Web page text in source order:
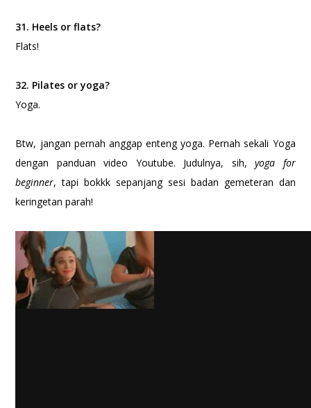
31. Heels or flats?
Flats!
32. Pilates or yoga?
Yoga.
Btw, jangan pernah anggap enteng yoga. Pernah sekali Yoga
dengan panduan video Youtube. Judulnya, sih,yoga for
beginner, tapi bokkk sepanjang sesi badan gemeteran dan
keringetan parah!